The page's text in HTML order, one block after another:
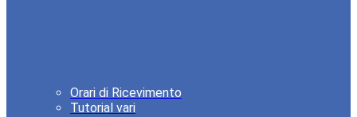
Orari di Ricevimento
Tutorial vari